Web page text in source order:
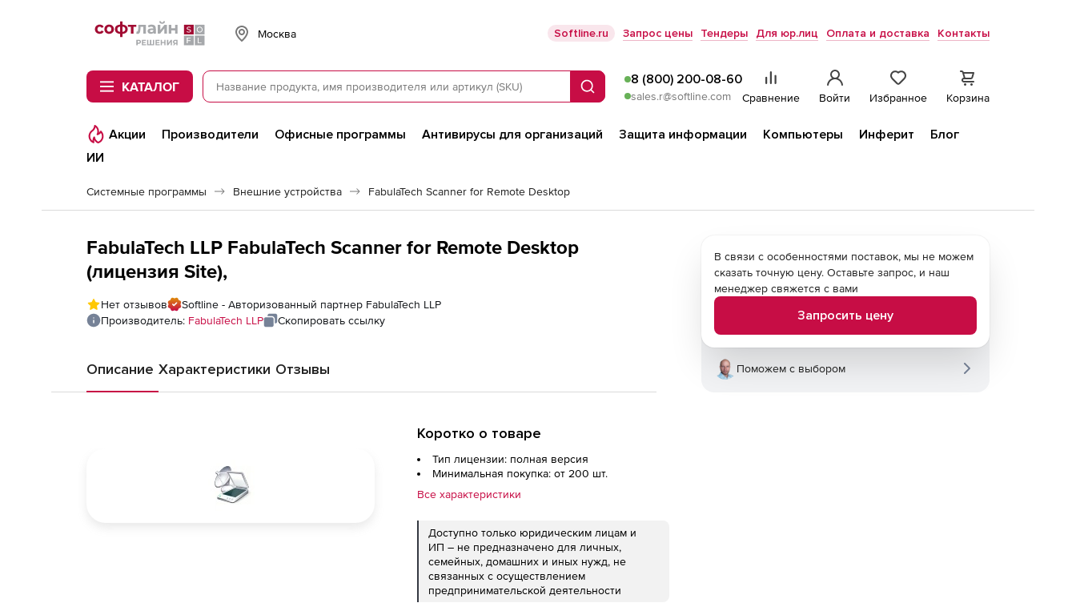
Softline
Москва Softline.ru Запрос цены Тендеры Для юр.лиц Оплата и доставка Контакты
КАТАЛОГ Поиск
8 (800) 200-08-60
sales.r@softline.com Сравнение Войти Избранное Корзина
Акции Производители Офисные программы Антивирусы для организаций Защита информации Компьютеры Инферит
Блог
ИИ
Системные программы Внешние устройства FabulaTech Scanner for Remote Desktop
FabulaTech LLP FabulaTech Scanner for Remote Desktop
(лицензия Site),
Нет отзывов
Softline - Авторизованный партнер FabulaTech LLP
Производитель: FabulaTech LLP Скопировать ссылку
Описание Характеристики Отзывы
Коротко о товаре
Тип лицензии: полная версия
Минимальная покупка: от 200 шт.
Все характеристики
Доступно только юридическим лицам и
ИП – не предназначено для личных,
семейных, домашних и иных нужд, не
связанных с осуществлением
предпринимательской деятельности
В связи с особенностями поставок, мы не можем
сказать точную цену. Оставьте запрос, и наш
менеджер свяжется с вами
Запросить цену
Поможем с выбором